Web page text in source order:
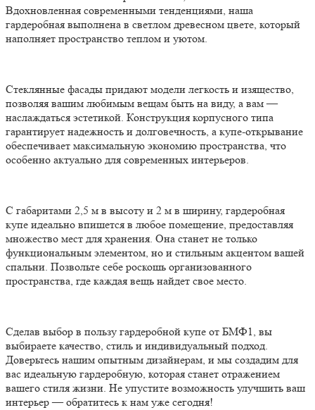
Вдохновленная современными тенденциями, наша
гардеробная выполнена в светлом древесном цвете, который
наполняет пространство теплом и уютом.
Стеклянные фасады придают модели легкость и изящество,
позволяя вашим любимым вещам быть на виду, а вам —
наслаждаться эстетикой. Конструкция корпусного типа
гарантирует надежность и долговечность, а купе-открывание
обеспечивает максимальную экономию пространства, что
особенно актуально для современных интерьеров.
С габаритами 2,5 м в высоту и 2 м в ширину, гардеробная
купе идеально впишется в любое помещение, предоставляя
множество мест для хранения. Она станет не только
функциональным элементом, но и стильным акцентом вашей
спальни. Позвольте себе роскошь организованного
пространства, где каждая вещь найдет свое место.
Сделав выбор в пользу гардеробной купе от БМФ1, вы
выбираете качество, стиль и индивидуальный подход.
Доверьтесь нашим опытным дизайнерам, и мы создадим для
вас идеальную гардеробную, которая станет отражением
вашего стиля жизни. Не упустите возможность улучшить ваш
интерьер — обратитесь к нам уже сегодня!